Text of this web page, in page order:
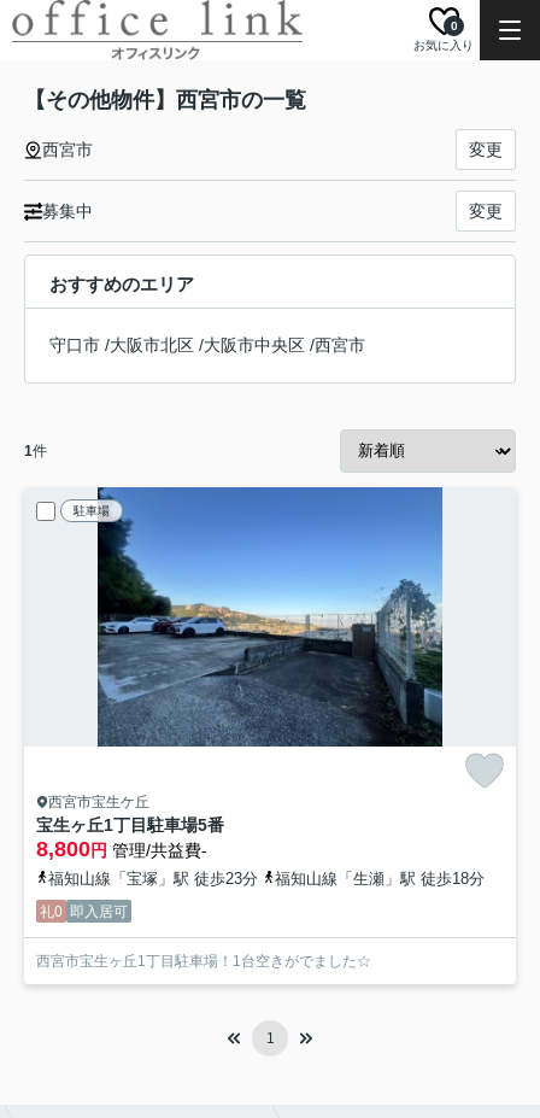
お気に入り
0
【その他物件】西宮市の一覧
西宮市 変更
募集中 変更
おすすめのエリア
守口市 /大阪市北区 /大阪市中央区 /西宮市
1件
駐車場
西宮市宝生ケ丘
宝生ヶ丘1丁目駐車場5番
8,800円 管理/共益費-
福知山線「宝塚」駅 徒歩23分 福知山線「生瀬」駅 徒歩18分
礼0 即入居可
西宮市宝生ヶ丘1丁目駐車場！1台空きがでました☆
1